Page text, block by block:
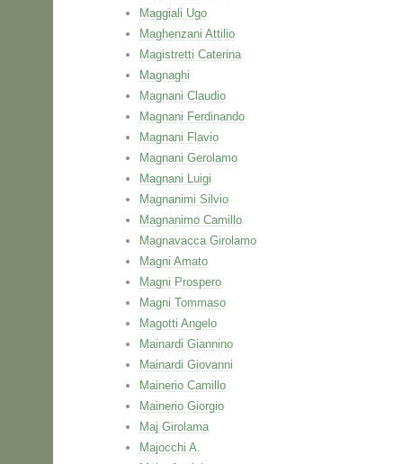
Maggiali Ugo
Maghenzani Attilio
Magistretti Caterina
Magnaghi
Magnani Claudio
Magnani Ferdinando
Magnani Flavio
Magnani Gerolamo
Magnani Luigi
Magnanimi Silvio
Magnanimo Camillo
Magnavacca Girolamo
Magni Amato
Magni Prospero
Magni Tommaso
Magotti Angelo
Mainardi Giannino
Mainardi Giovanni
Mainerio Camillo
Mainerio Giorgio
Maj Girolama
Majocchi A.